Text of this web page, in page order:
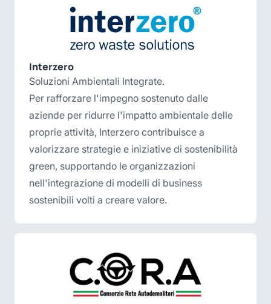
Interzero
Soluzioni Ambientali Integrate.
Per rafforzare l'impegno sostenuto dalle
aziende per ridurre l'impatto ambientale delle
proprie attività, Interzero contribuisce a
valorizzare strategie e iniziative di sostenibilità
green, supportando le organizzazioni
nell'integrazione di modelli di business
sostenibili volti a creare valore.